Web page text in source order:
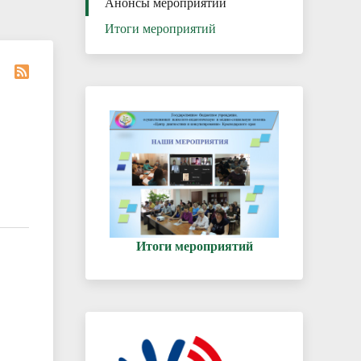
Анонсы мероприятий
Итоги мероприятий
Итоги мероприятий